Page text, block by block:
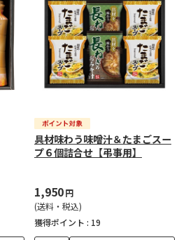
具材味わう味噌汁＆たまごスー
プ６個詰合せ【弔事用】
1,950円
(送料・税込)
獲得ポイント : 19